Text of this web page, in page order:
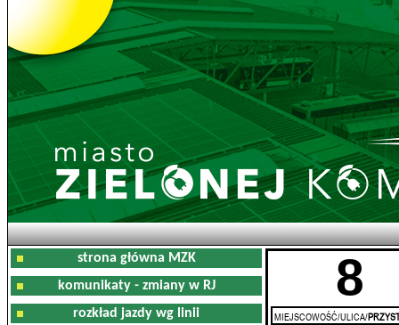
strona główna MZK
komunikaty - zmiany w RJ
rozkład jazdy wg linii
8
MIEJSCOWOŚĆ/ULICA/